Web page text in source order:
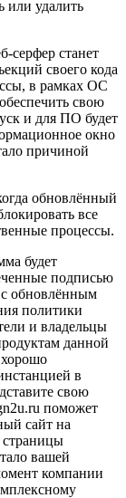
или удалить
серфер станет
своего кода
в рамках ОС
свою
и для ПО будет
окно
причиной
обновлённый
все
процессы.
будет
подписью
с обновлённым
политики
и владельцы
данной
в
свою
поможет
сайт на
вашей
компании